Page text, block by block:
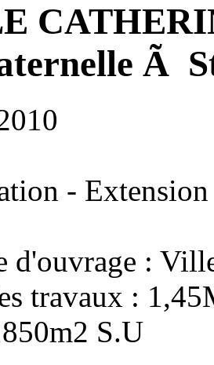
Ã
- Extension
:
travaux :
S.U